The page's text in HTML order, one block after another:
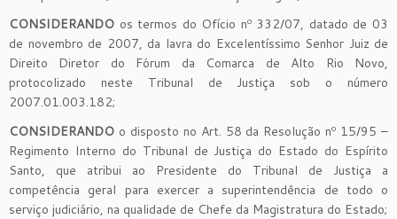
CONSIDERANDO os termos do Ofício nº 332/07, datado de 03
de novembro de 2007, da lavra do Excelentíssimo Senhor Juiz de
Direito Diretor do Fórum da Comarca de Alto Rio Novo,
protocolizado neste Tribunal de Justiça sob o número
2007.01.003.182;
CONSIDERANDO o disposto no Art. 58 da Resolução nº 15/95 –
Regimento Interno do Tribunal de Justiça do Estado do Espírito
Santo, que atribui ao Presidente do Tribunal de Justiça a
competência geral para exercer a superintendência de todo o
serviço judiciário, na qualidade de Chefe da Magistratura do Estado;